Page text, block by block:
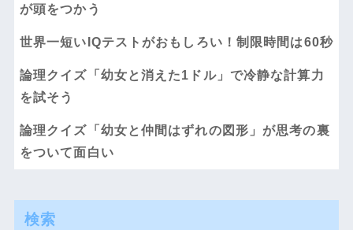
が頭をつかう
世界一短いIQテストがおもしろい！制限時間は60秒
論理クイズ「幼女と消えた1ドル」で冷静な計算力
を試そう
論理クイズ「幼女と仲間はずれの図形」が思考の裏
をついて面白い
検索